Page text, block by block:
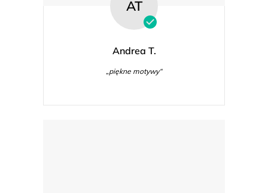
AT
Andrea T.
„piękne motywy“